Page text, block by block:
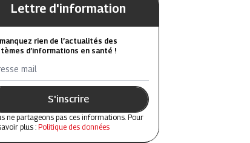
Lettre d'information
rien de l’actualités des
d’informations en santé !
mail
S'inscrire
ne partageons pas ces informations. Pour
plus : Politique des données